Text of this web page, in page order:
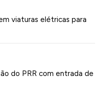
viaturas elétricas para
do PRR com entrada de